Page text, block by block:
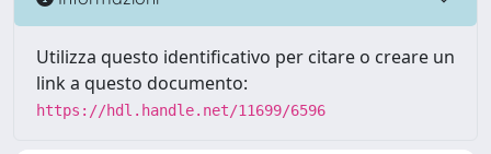
Utilizza questo identificativo per citare o creare un
link a questo documento:
https://hdl.handle.net/11699/6596